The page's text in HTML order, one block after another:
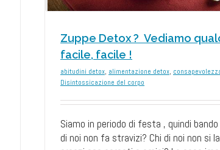
Zuppe Detox ? Vediamo
facile, facile !
abitudini detox, alimentazione detox,
Disintossicazione del corpo
Siamo in periodo di festa , quindi
di noi non fa stravizi? Chi di noi non si